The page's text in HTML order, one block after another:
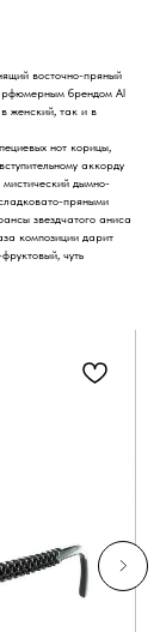
восточно-пряный
брендом Al
женский, так и в
нот корицы,
аккорду
мистический дымно-
пряными
звездчатого аниса
композиции дарит
чуть